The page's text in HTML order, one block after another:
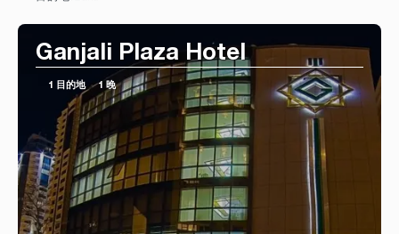
Ganjali Plaza Hotel
1 目的地 1 晚